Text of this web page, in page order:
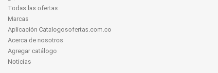
Todas las ofertas
Marcas
Aplicación Catalogosofertas.com.co
Acerca de nosotros
Agregar catálogo
Noticias